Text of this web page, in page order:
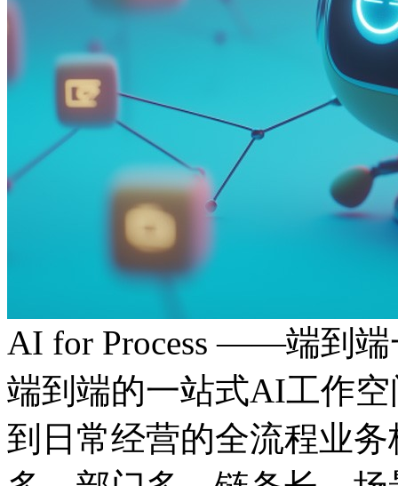
AI for Process ——端到
端到端的一站式AI工作
到日常经营的全流程业务